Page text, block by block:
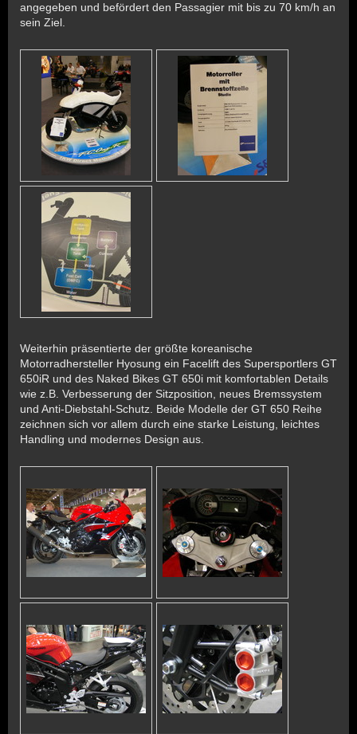
angegeben und befördert den Passagier mit bis zu 70 km/h an
sein Ziel.
Weiterhin präsentierte der größte koreanische
Motorradhersteller Hyosung ein Facelift des Supersportlers GT
650iR und des Naked Bikes GT 650i mit komfortablen Details
wie z.B. Verbesserung der Sitzposition, neues Bremssystem
und Anti-Diebstahl-Schutz. Beide Modelle der GT 650 Reihe
zeichnen sich vor allem durch eine starke Leistung, leichtes
Handling und modernes Design aus.